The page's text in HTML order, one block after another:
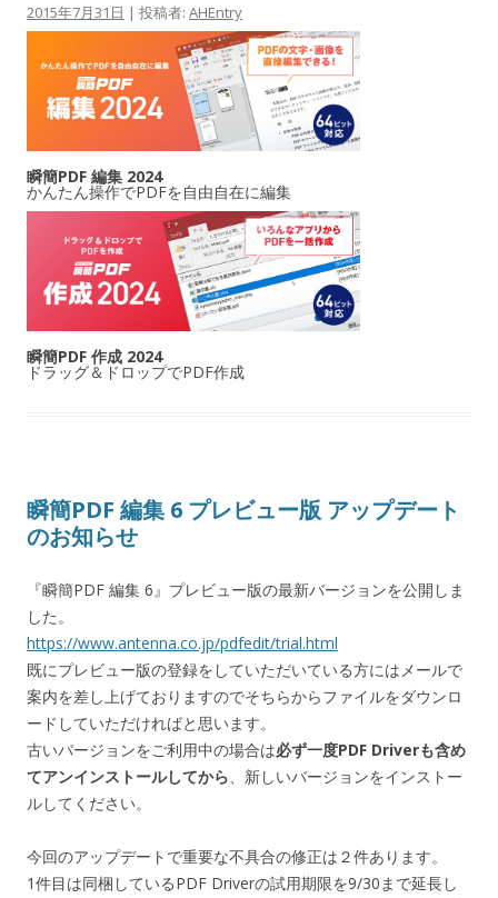
2015年7月31日 | 投稿者: AHEntry
瞬簡PDF 編集 2024
かんたん操作でPDFを自由自在に編集
瞬簡PDF 作成 2024
ドラッグ＆ドロップでPDF作成
瞬簡PDF 編集 6 プレビュー版 アップデート
のお知らせ
『瞬簡PDF 編集 6』プレビュー版の最新バージョンを公開しま
した。
https://www.antenna.co.jp/pdfedit/trial.html
既にプレビュー版の登録をしていただいている方にはメールで
案内を差し上げておりますのでそちらからファイルをダウンロ
ードしていただければと思います。
古いバージョンをご利用中の場合は必ず一度PDF Driverも含め
てアンインストールしてから、新しいバージョンをインストー
ルしてください。
今回のアップデートで重要な不具合の修正は２件あります。
1件目は同梱しているPDF Driverの試用期限を9/30まで延長し